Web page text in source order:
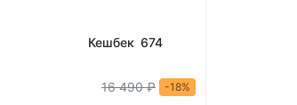
Кешбек 674
16 490 ₽ -18%